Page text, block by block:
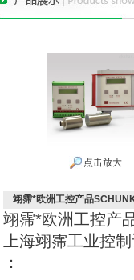
点击放大
翊霈*欧洲工控产品
翊霈*欧洲工控
上海翊霈工业
：